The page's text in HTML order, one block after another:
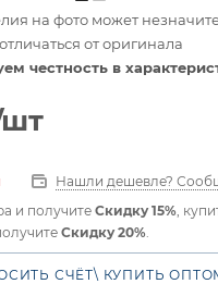
на фото может
отличаться от оригинала
честность в
Нашли дешевле?
и получите Скидку 15%,
Скидку 20%.
СЧЁТ\ КУПИТЬ